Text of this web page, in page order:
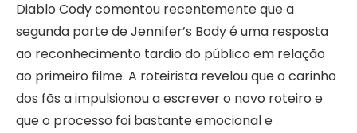
Diablo Cody comentou recentemente que a
segunda parte de Jennifer’s Body é uma resposta
ao reconhecimento tardio do público em relação
ao primeiro filme. A roteirista revelou que o carinho
dos fãs a impulsionou a escrever o novo roteiro e
que o processo foi bastante emocional e